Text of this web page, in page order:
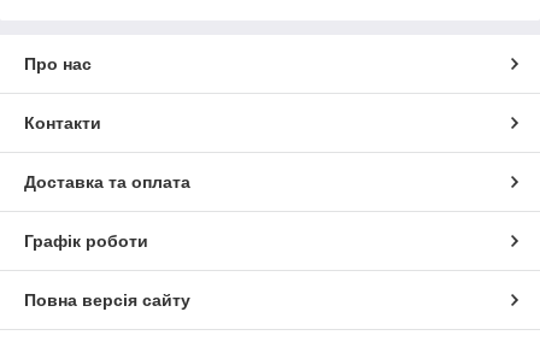
Про нас
Контакти
Доставка та оплата
Графік роботи
Повна версія сайту